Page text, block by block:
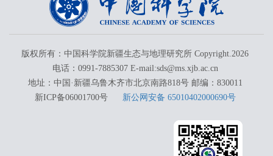
版权所有：中国科学院新疆生态与地理研究所 Copyright. 2026
电话：0991-7885307 E-mail:sds@ms.xjb.ac.cn
地址：中国·新疆乌鲁木齐市北京南路818号 邮编：830011
新ICP备06001700号 新公网安备 65010402000690号